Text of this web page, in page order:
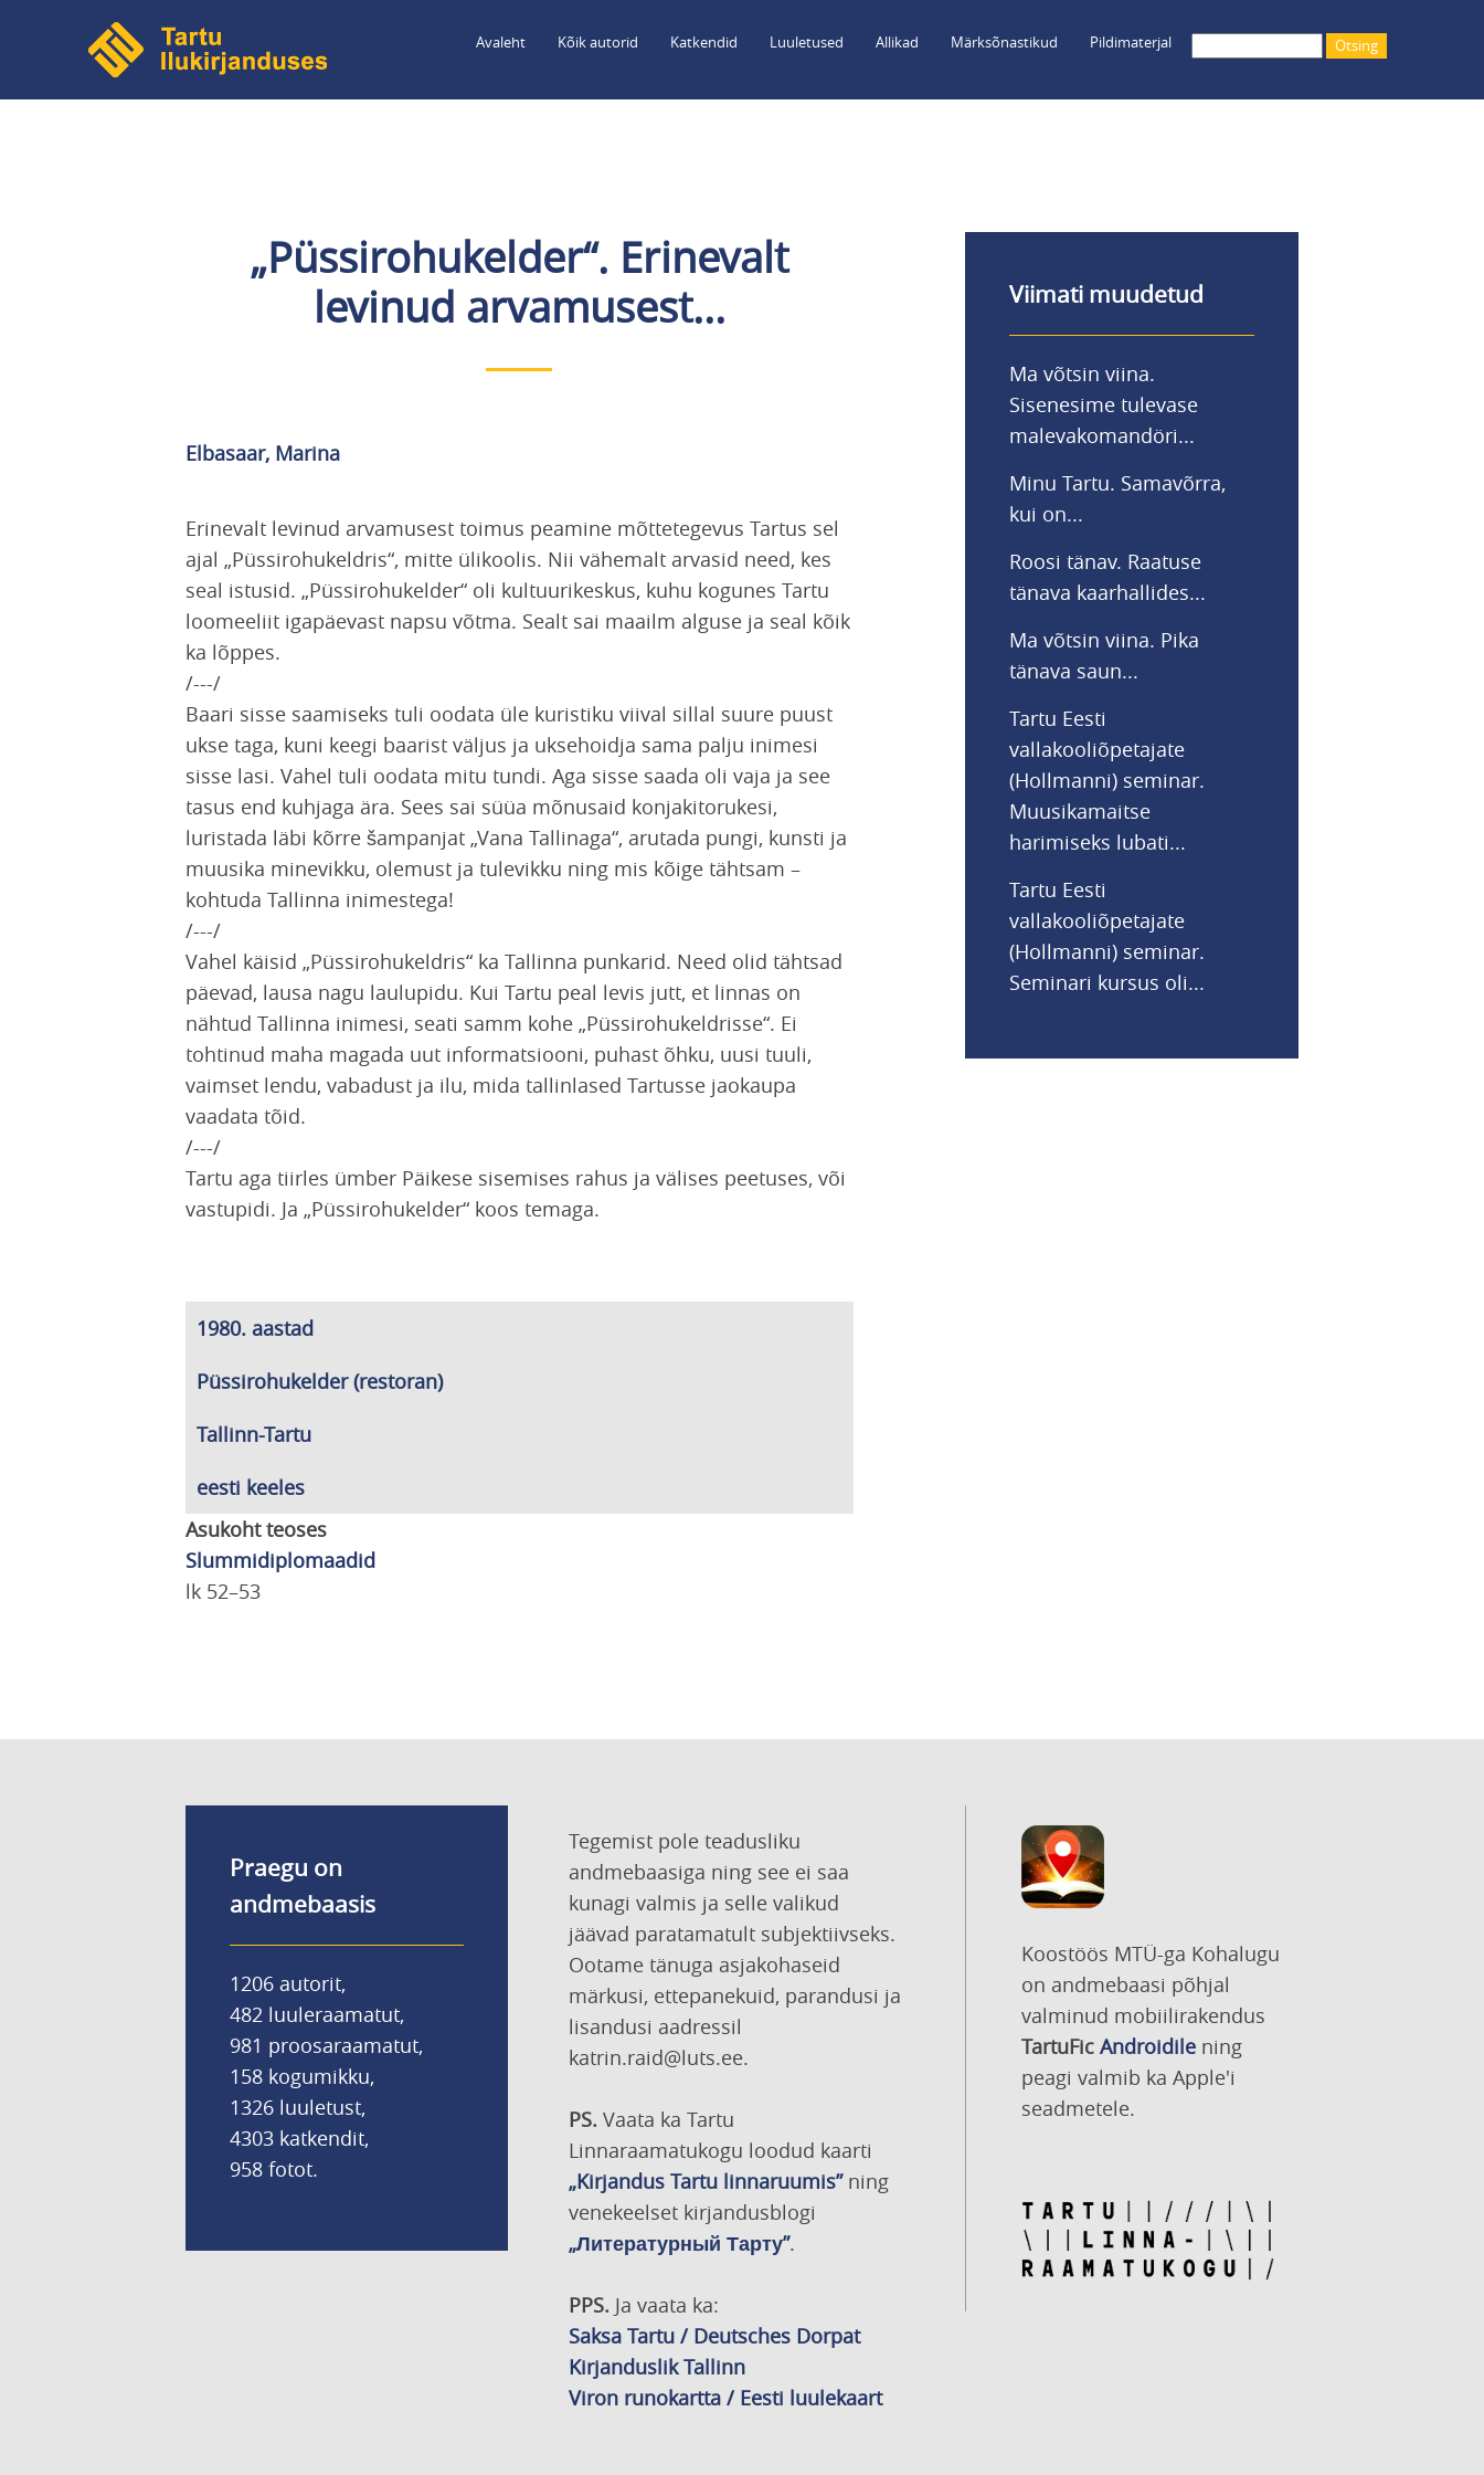
juurde
Avaleht Kõik autorid Katkendid Luuletused Allikad Märksõnastikud Pildimaterjal
„Püssirohukelder“. Erinevalt
levinud arvamusest...
Elbasaar, Marina
Erinevalt levinud arvamusest toimus peamine mõttetegevus Tartus sel
ajal „Püssirohukeldris“, mitte ülikoolis. Nii vähemalt arvasid need, kes
seal istusid. „Püssirohukelder“ oli kultuurikeskus, kuhu kogunes Tartu
loomeeliit igapäevast napsu võtma. Sealt sai maailm alguse ja seal kõik
ka lõppes.
/---/
Baari sisse saamiseks tuli oodata üle kuristiku viival sillal suure puust
ukse taga, kuni keegi baarist väljus ja uksehoidja sama palju inimesi
sisse lasi. Vahel tuli oodata mitu tundi. Aga sisse saada oli vaja ja see
tasus end kuhjaga ära. Sees sai süüa mõnusaid konjakitorukesi,
luristada läbi kõrre šampanjat „Vana Tallinaga“, arutada pungi, kunsti ja
muusika minevikku, olemust ja tulevikku ning mis kõige tähtsam –
kohtuda Tallinna inimestega!
/---/
Vahel käisid „Püssirohukeldris“ ka Tallinna punkarid. Need olid tähtsad
päevad, lausa nagu laulupidu. Kui Tartu peal levis jutt, et linnas on
nähtud Tallinna inimesi, seati samm kohe „Püssirohukeldrisse“. Ei
tohtinud maha magada uut informatsiooni, puhast õhku, uusi tuuli,
vaimset lendu, vabadust ja ilu, mida tallinlased Tartusse jaokaupa
vaadata tõid.
/---/
Tartu aga tiirles ümber Päikese sisemises rahus ja välises peetuses, või
vastupidi. Ja „Püssirohukelder“ koos temaga.
1980. aastad
Püssirohukelder (restoran)
Tallinn-Tartu
eesti keeles
Asukoht teoses
Slummidiplomaadid
lk 52–53
Viimati muudetud
Ma võtsin viina.
Sisenesime tulevase
malevakomandöri...
Minu Tartu. Samavõrra,
kui on...
Roosi tänav. Raatuse
tänava kaarhallides...
Ma võtsin viina. Pika
tänava saun...
Tartu Eesti
vallakooliõpetajate
(Hollmanni) seminar.
Muusikamaitse
harimiseks lubati...
Tartu Eesti
vallakooliõpetajate
(Hollmanni) seminar.
Seminari kursus oli...
Praegu on
andmebaasis
1206 autorit,
482 luuleraamatut,
981 proosaraamatut,
158 kogumikku,
1326 luuletust,
4303 katkendit,
958 fotot.
Tegemist pole teadusliku
andmebaasiga ning see ei saa
kunagi valmis ja selle valikud
jäävad paratamatult subjektiivseks.
Ootame tänuga asjakohaseid
märkusi, ettepanekuid, parandusi ja
lisandusi aadressil
katrin.raid@luts.ee.
PS. Vaata ka Tartu
Linnaraamatukogu loodud kaarti
„Kirjandus Tartu linnaruumis”ning
venekeelset kirjandusblogi
„Литературный Тарту”.
PPS. Ja vaata ka:
Saksa Tartu / Deutsches Dorpat
Kirjanduslik Tallinn
Viron runokartta / Eesti luulekaart
Koostöös MTÜ-ga Kohalugu
on andmebaasi põhjal
valminud mobiilirakendus
TartuFic Androidilening
peagi valmib ka Apple'i
seadmetele.